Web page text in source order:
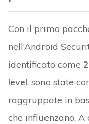
Con il primo
nell’Android
identificato come
level, sono state
raggruppate in
che influenzano. A